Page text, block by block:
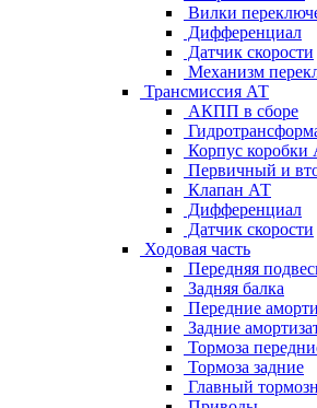
Вилки
Дифференциал
Датчик скорости
Механизм
Трансмиссия АТ
АКПП в сборе
Корпус коробки
Первичный и
Клапан АТ
Дифференциал
Датчик скорости
Ходовая часть
Передняя
Задняя балка
Передние
Задние
Тормоза
Тормоза задние
Главный